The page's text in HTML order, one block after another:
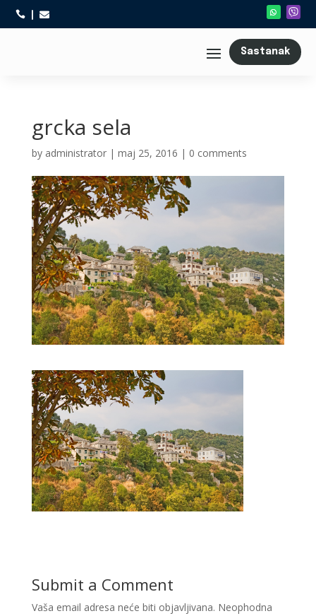
 
Sastanak
grcka sela
by administrator| maj 25, 2016 | 0 comments
Submit a Comment
Vaša email adresa neće biti objavljivana. Neophodna